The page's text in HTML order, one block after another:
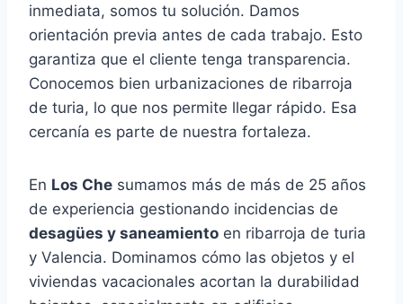
inmediata, somos tu solución. Damos
orientación previa antes de cada trabajo. Esto
garantiza que el cliente tenga transparencia.
Conocemos bien urbanizaciones de ribarroja
de turia, lo que nos permite llegar rápido. Esa
cercanía es parte de nuestra fortaleza.
En Los Che sumamos más de más de 25 años
de experiencia gestionando incidencias de
desagües y saneamiento en ribarroja de turia
y Valencia. Dominamos cómo las objetos y el
viviendas vacacionales acortan la durabilidad